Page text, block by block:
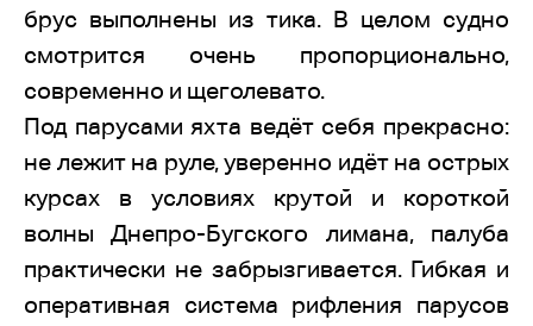
брус выполнены из тика. В целом судно
смотрится очень пропорционально,
современно и щеголевато.
Под парусами яхта ведёт себя прекрасно:
не лежит на руле, уверенно идёт на острых
курсах в условиях крутой и короткой
волны Днепро-Бугского лимана, палуба
практически не забрызгивается. Гибкая и
оперативная система рифления парусов